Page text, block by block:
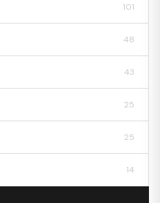
101
48
43
25
25
14